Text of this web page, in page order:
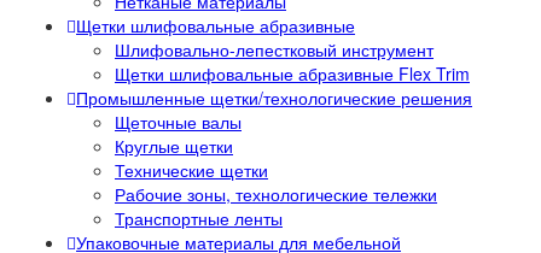
Щетки шлифовальные абразивные
Шлифовально-лепестковый инструмент
Щетки шлифовальные абразивные Flex Trim
Промышленные щетки/технологические решения
Щеточные валы
Круглые щетки
Технические щетки
Рабочие зоны, технологические тележки
Транспортные ленты
Упаковочные материалы для мебельной